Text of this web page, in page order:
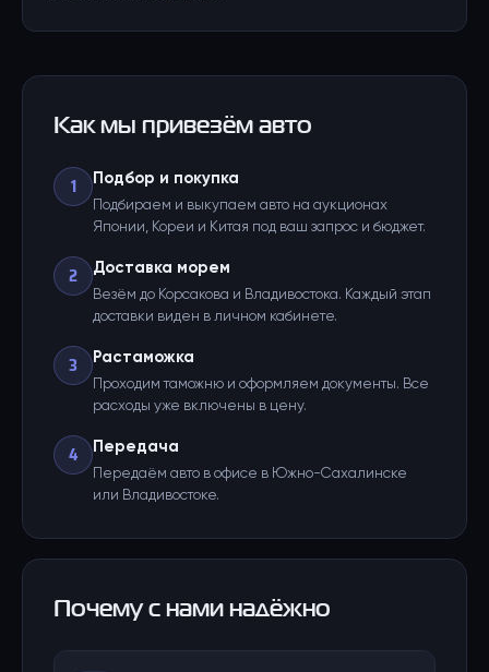
Как мы привезём авто
1 Подбор и покупка
Подбираем и выкупаем авто на аукционах
Японии, Кореи и Китая под ваш запрос и бюджет.
2 Доставка морем
Везём до Корсакова и Владивостока. Каждый этап
доставки виден в личном кабинете.
3 Растаможка
Проходим таможню и оформляем документы. Все
расходы уже включены в цену.
4 Передача
Передаём авто в офисе в Южно-Сахалинске
или Владивостоке.
Почему с нами надёжно